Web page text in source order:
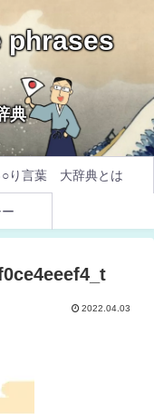
phrases
典
○り言葉 大辞典とは
2022.04.03